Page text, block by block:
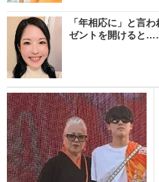
「年相応に」と言
ゼントを開けると